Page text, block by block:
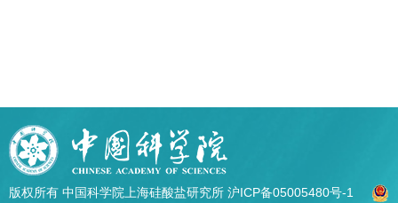
版权所有 中国科学院上海硅酸盐研究所 沪ICP备05005480号-1